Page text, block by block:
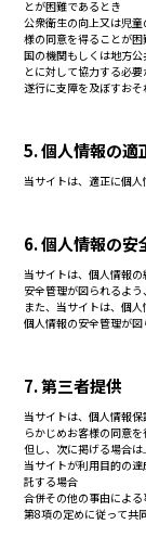
とが困難であるとき
公衆衛生の向上又は児
様の同意を得ることが困
国の機関もしくは地方
とに対して協力する必
遂行に支障を及ぼすおそ
5. 個人情報の適
当サイトは、適正に個
6. 個人情報の安
当サイトは、個人情報
安全管理が図られるよ
また、当サイトは、個
個人情報の安全管理が図
7. 第三者提供
当サイトは、個人情報
らかじめお客様の同意
但し、次に掲げる場合は
当サイトが利用目的の
託する場合
合併その他の事由によ
第8項の定めに従って共